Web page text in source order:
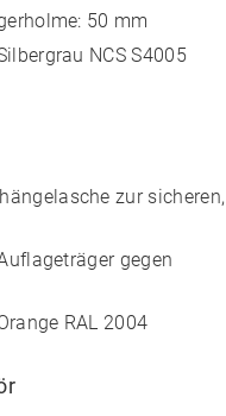
50 mm
NCS S4005
zur sicheren,
gegen
RAL 2004